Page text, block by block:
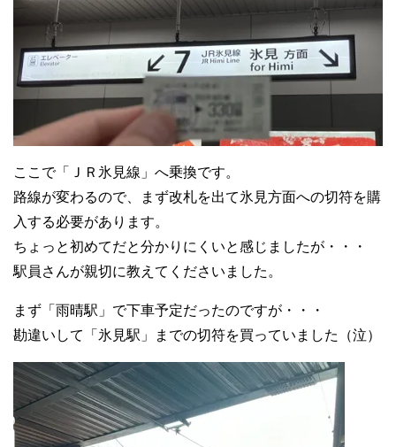
ここで「ＪＲ氷見線」へ乗換です。
路線が変わるので、まず改札を出て氷見方面への切符を購
入する必要があります。
ちょっと初めてだと分かりにくいと感じましたが・・・
駅員さんが親切に教えてくださいました。
まず「雨晴駅」で下車予定だったのですが・・・
勘違いして「氷見駅」までの切符を買っていました（泣）